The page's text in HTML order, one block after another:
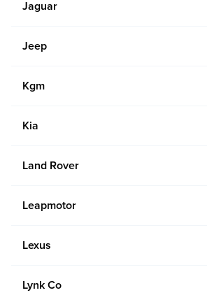
Jaguar
Jeep
Kgm
Kia
Land Rover
Leapmotor
Lexus
Lynk Co